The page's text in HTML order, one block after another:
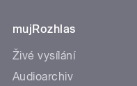
mujRozhlas
Živé vysílání
Audioarchiv